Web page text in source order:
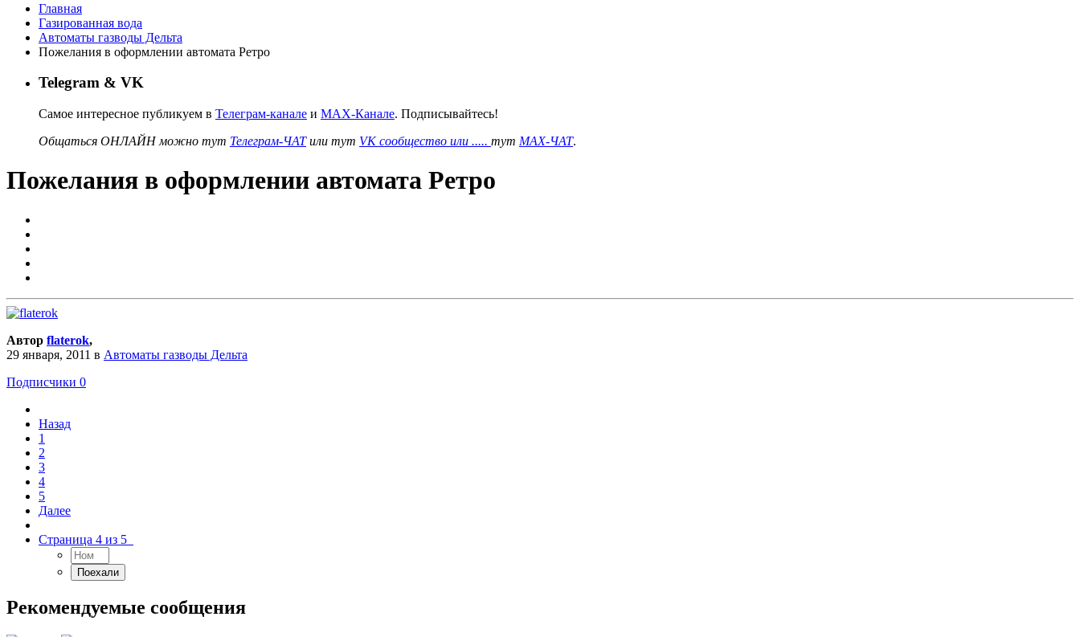
Главная
Газированная вода
Автоматы газводы Дельта
Пожелания в оформлении автомата Ретро
Telegram & VK
Самое интересное публикуем в Телеграм-канале и MAX-Канале. Подписывайтесь!
Общаться ОНЛАЙН можно тут Телеграм-ЧАТили тут VK сообщество или ..... тут MAX-ЧАТ.
Пожелания в оформлении автомата Ретро
Автор flaterok,
29 января, 2011 в Автоматы газводы Дельта
Подписчики 0
Назад
1
2
3
4
5
Далее
Страница 4 из 5
Рекомендуемые сообщения